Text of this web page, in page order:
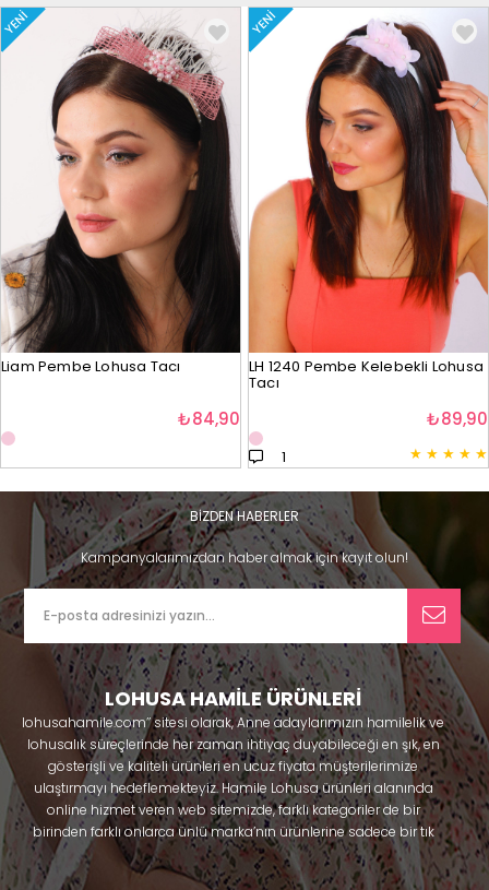
YENI
Liam Pembe Lohusa Tacı
₺84,90
YENI
LH 1240 Pembe Kelebekli Lohusa
Tacı
★ ★ ★ ★ ★
1
₺89,90
BİZDEN HABERLER
Kampanyalarımızdan haber almak için kayıt olun!
LOHUSA HAMİLE ÜRÜNLERİ
lohusahamile.com’’ sitesi olarak, Anne adaylarımızın hamilelik ve
lohusalık süreçlerinde her zaman ihtiyaç duyabileceği en şık, en
gösterişli ve kaliteli ürünleri en ucuz fiyata müşterilerimize
ulaştırmayı hedeflemekteyiz. Hamile Lohusa ürünleri alanında
online hizmet veren web sitemizde, farklı kategoriler de bir
birinden farklı onlarca ünlü marka’nın ürünlerine sadece bir tık
uzaklıkta olacaksınız. Hem hamilelik öncesi hem doğum sonrası
kullanabileceğiniz ürünler ile gebelik döneminizi huzur içinde